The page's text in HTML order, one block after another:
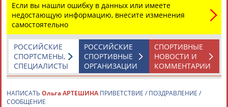
24 персон из 13181
ЕЩЁ ПЕРСОНЫ
Если вы нашли ошибку в данных или имеете
недостающую информацию, внесите изменения
самостоятельно
СПОРТИВНЫЕ
НОВОСТИ И
КОММЕНТАРИИ
РОССИЙСКИЕ
СПОРТИВНЫЕ
ОРГАНИЗАЦИИ
РОССИЙСКИЕ
СПОРТСМЕНЫ,
СПЕЦИАЛИСТЫ
НАПИСАТЬ Ольга АРТЕШИНА ПРИВЕТСТВИЕ / ПОЗДРАВЛЕНИЕ /
СООБЩЕНИЕ